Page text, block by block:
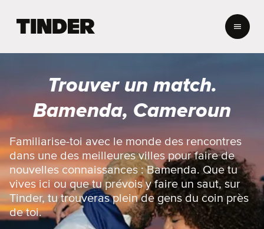
i
T
n
d
e
r
Trouver un match.
Bamenda, Cameroun
Familiarise-toi avec le monde des rencontres
dans une des meilleures villes pour faire de
nouvelles connaissances : Bamenda. Que tu
vives ici ou que tu prévois y faire un saut, sur
Tinder, tu trouveras plein de gens du coin près
de toi.